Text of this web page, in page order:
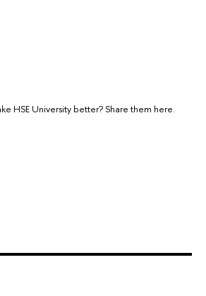
HSE University better? Share them here.